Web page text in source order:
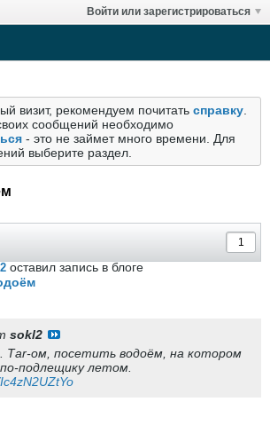
Войти или зарегистрироваться
визит, рекомендуем почитать справку
сообщений необходимо
- это не займет много времени. Для
выберите раздел.
оставил запись в блоге
sokl2
Таr-ом, посетить водоём, на котором
подлещику летом.